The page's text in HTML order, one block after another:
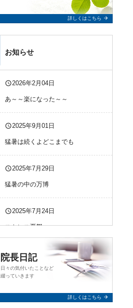
詳しくはこちら arrow_forward
お知らせ
query_builder2026年2月04日
あ～～楽になった～～
query_builder2025年9月01日
猛暑は続くよどこまでも
query_builder2025年7月29日
猛暑の中の万博
query_builder2025年7月24日
ストレス憂鬱
query_builder2025年7月23日
万博予約疲れた
院長日記
日々の気付いたことなど
綴っていきます
詳しくはこちら arrow_forward